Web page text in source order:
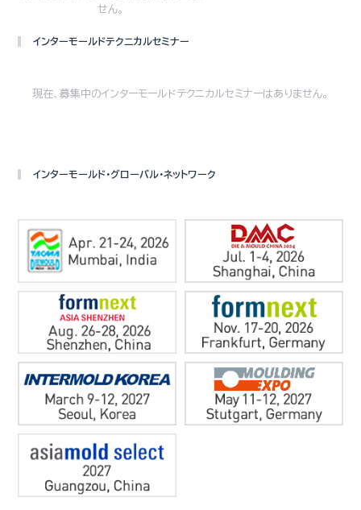
せん。
インターモールドテクニカルセミナー
現在、募集中のインターモールドテクニカルセミナーはありません。
インターモールド・グローバル・ネットワーク